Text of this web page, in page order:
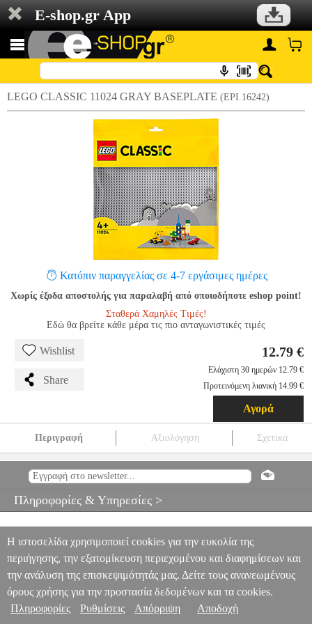
E-shop.gr App
LEGO CLASSIC 11024 GRAY BASEPLATE (EPI.16242)
Κατόπιν παραγγελίας σε 4-7 εργάσιμες ημέρες
Χωρίς έξοδα αποστολής για παραλαβή από οποιοδήποτε eshop point!
Σταθερά Χαμηλές Τιμές!
Εδώ θα βρείτε κάθε μέρα τις πιο ανταγωνιστικές τιμές
Wishlist
Share
12.79 €
Ελάχιστη 30 ημερών 12.79 €
Προτεινόμενη λιανική 14.99 €
Αγορά
Περιγραφή Αξιολόγηση Σχετικά
LEGO LEGO LEGO LEGO CLASSIC 11024 GRAY BASEPLATE
12.79
Πληροφορίες & Υπηρεσίες >
Η ιστοσελίδα χρησιμοποιεί cookies για την ευκολία της
περιήγησης, την εξατομίκευση περιεχομένου και διαφημίσεων και
την ανάλυση της επισκεψιμότητάς μας. Δείτε τους ανανεωμένους
όρους χρήσης για την προστασία δεδομένων και τα cookies.
Πληροφορίες
Ρυθμίσεις Απόρριψη Αποδοχή